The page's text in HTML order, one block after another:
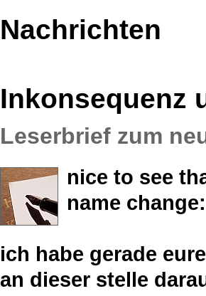
Nachrichten
Inkonsequenz
Leserbrief zum
nice to see
name change:
ich habe gerade
an dieser stelle